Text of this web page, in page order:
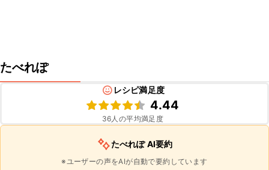
たべれぽ
レシピ満足度
4.44
36人の平均満足度
たべれぽ AI要約
※ユーザーの声をAIが自動で要約しています